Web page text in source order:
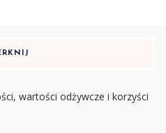
wartości odżywcze i korzyści